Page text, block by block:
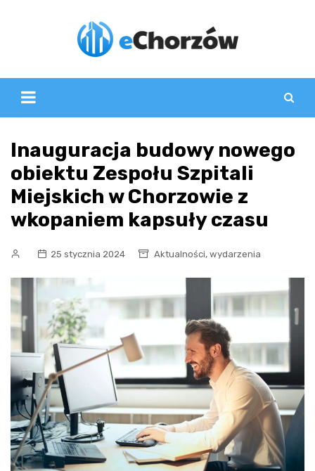
Inauguracja budowy nowego
obiektu Zespołu Szpitali
Miejskich w Chorzowie z
wkopaniem kapsuły czasu
25 stycznia 2024 Aktualności, wydarzenia